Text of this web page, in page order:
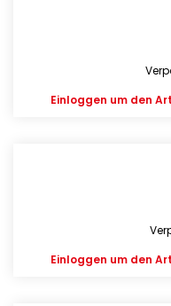
Einloggen um den
Einloggen um den